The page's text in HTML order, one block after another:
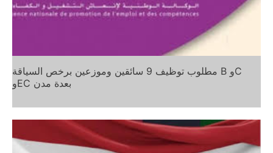
مطلوب توظيف 9 سائقين وموزعين برخص السياقة B وC
وEC بعدة مدن